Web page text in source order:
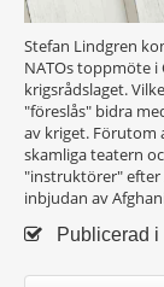
Stefan Lindgren
NATOs toppmöte i
krigsrådslaget.
"föreslås" bidra
av kriget. Förutom
skamliga teatern
"instruktörer" efter
inbjudan av
Publicerad i